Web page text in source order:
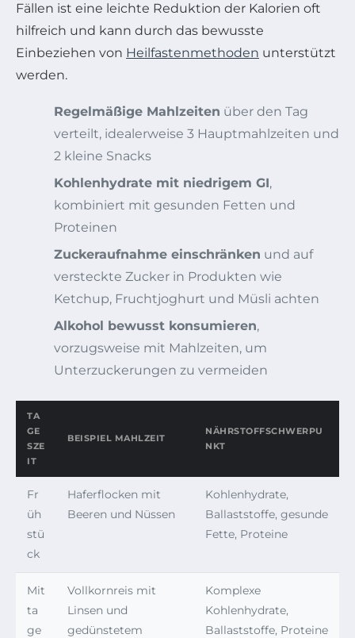
Fällen ist eine leichte Reduktion der Kalorien oft
hilfreich und kann durch das bewusste
Einbeziehen von Heilfastenmethoden unterstützt
werden.
Regelmäßige Mahlzeiten über den Tag
verteilt, idealerweise 3 Hauptmahlzeiten und
2 kleine Snacks
Kohlenhydrate mit niedrigem GI,
kombiniert mit gesunden Fetten und
Proteinen
Zuckeraufnahme einschränken und auf
versteckte Zucker in Produkten wie
Ketchup, Fruchtjoghurt und Müsli achten
Alkohol bewusst konsumieren,
vorzugsweise mit Mahlzeiten, um
Unterzuckerungen zu vermeiden
TA
GE
SZE
IT
BEISPIEL MAHLZEIT
NÄHRSTOFFSCHWERPU
NKT
Fr
üh
stü
ck
Haferflocken mit
Beeren und Nüssen
Kohlenhydrate,
Ballaststoffe, gesunde
Fette, Proteine
Mit
ta
ge
Vollkornreis mit
Linsen und
gedünstetem
Komplexe
Kohlenhydrate,
Ballaststoffe, Proteine